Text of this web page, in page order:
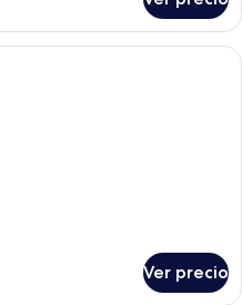
Habitación de hotel con cama, una
Ver precio